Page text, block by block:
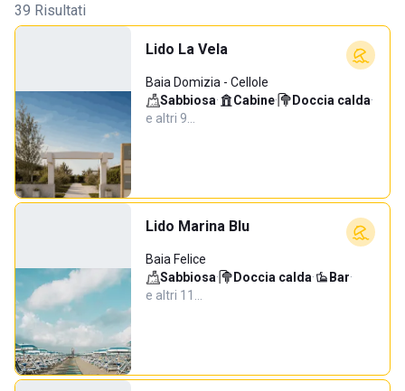
39 Risultati
Lido La Vela
Baia Domizia - Cellole
Sabbiosa· Cabine· Doccia calda·
e altri 9…
Lido Marina Blu
Baia Felice
Sabbiosa· Doccia calda· Bar·
e altri 11…